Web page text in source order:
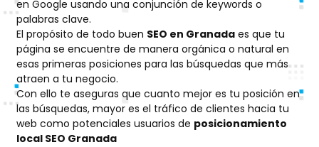
en Google usando una conjunción de keywords o
palabras clave.
El propósito de todo buen SEO en Granada es que tu
página se encuentre de manera orgánica o natural en
esas primeras posiciones para las búsquedas que más
atraen a tu negocio.
Con ello te aseguras que cuanto mejor es tu posición en
las búsquedas, mayor es el tráfico de clientes hacia tu
web como potenciales usuarios de posicionamiento
local SEO Granada